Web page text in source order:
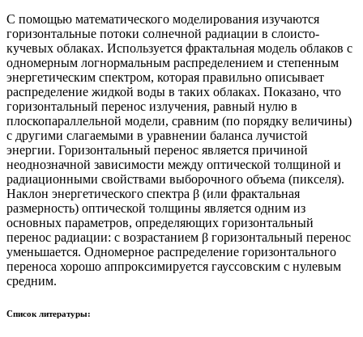
С помощью математического моделирования изучаются
горизонтальные потоки солнечной радиации в слоисто-
кучевых облаках. Используется фрактальная модель облаков с
одномерным логнормальным распределением и степенным
энергетическим спектром, которая правильно описывает
распределение жидкой воды в таких облаках. Показано, что
горизонтальный перенос излучения, равный нулю в
плоскопараллельной модели, сравним (по порядку величины)
с другими слагаемыми в уравнении баланса лучистой
энергии. Горизонтальный перенос является причиной
неоднозначной зависимости между оптической толщиной и
радиационными свойствами выборочного объема (пикселя).
Наклон энергетического спектра β (или фрактальная
размерность) оптической толщины является одним из
основных параметров, определяющих горизонтальный
перенос радиации: с возрастанием β горизонтальный перенос
уменьшается. Одномерное распределение горизонтального
переноса хорошо аппроксимируется гауссовским с нулевым
средним.
Список литературы: